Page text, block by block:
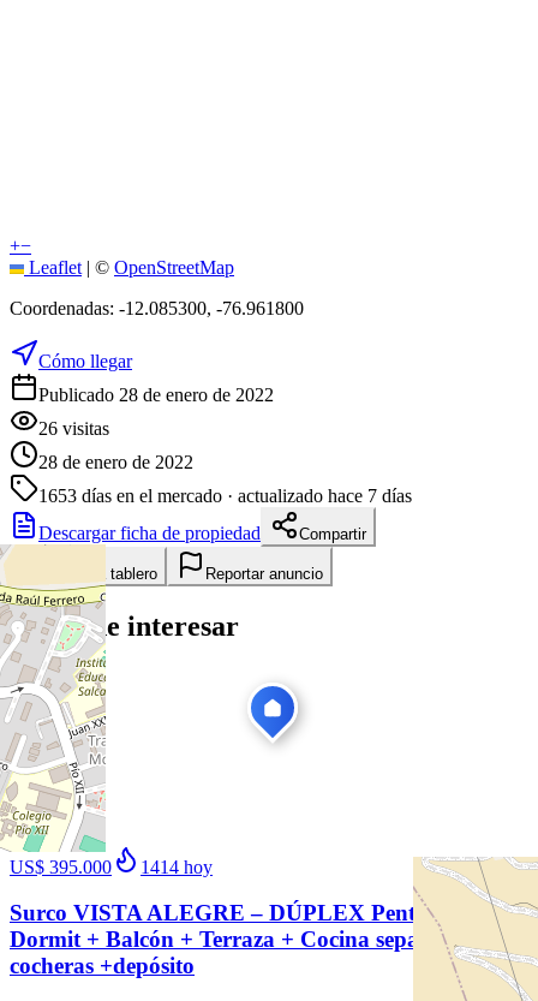
+−
Leaflet | © OpenStreetMap
Coordenadas: -12.085300, -76.961800
Cómo llegar
Publicado 28 de enero de 2022
26 visitas
28 de enero de 2022
1653 días en el mercado · actualizado hace 7 días
Descargar ficha de propiedad
Compartir
Añadir a tablero Reportar anuncio
Te puede interesar
Ver todas
1/20
Venta
Nuevo
US$ 395.000 1414 hoy
Surco VISTA ALEGRE – DÚPLEX Penthouse de 4
Dormit + Balcón + Terraza + Cocina separada + 2
cocheras +depósito